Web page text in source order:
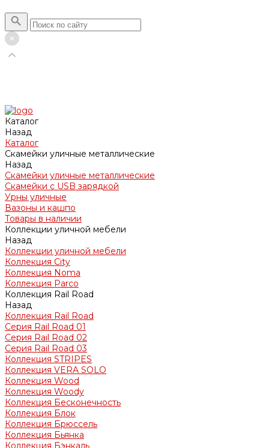
Каталог
Назад
Каталог
Скамейки уличные металлические
Назад
Скамейки уличные металлические
Скамейки с USB зарядкой
Урны уличные
Вазоны и кашпо
Товары в наличии
Коллекции уличной мебели
Назад
Коллекции уличной мебели
Коллекция City
Коллекция Noma
Коллекция Parco
Коллекция Rail Road
Назад
Коллекция Rail Road
Серия Rail Road 01
Серия Rail Road 02
Серия Rail Road 03
Коллекция STRIPES
Коллекция VERA SOLO
Коллекция Wood
Коллекция Woody
Коллекция Бесконечность
Коллекция Блок
Коллекция Брюссель
Коллекция Бьянка
Коллекция Бэнкаль